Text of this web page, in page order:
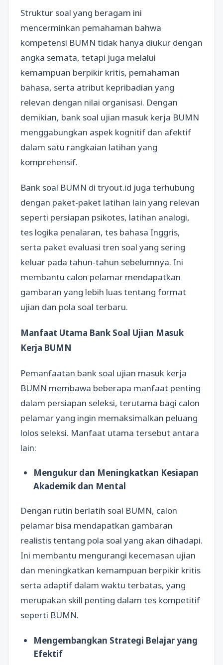
Struktur soal yang beragam ini
mencerminkan pemahaman bahwa
kompetensi BUMN tidak hanya diukur dengan
angka semata, tetapi juga melalui
kemampuan berpikir kritis, pemahaman
bahasa, serta atribut kepribadian yang
relevan dengan nilai organisasi. Dengan
demikian, bank soal ujian masuk kerja BUMN
menggabungkan aspek kognitif dan afektif
dalam satu rangkaian latihan yang
komprehensif.
Bank soal BUMN di tryout.id juga terhubung
dengan paket-paket latihan lain yang relevan
seperti persiapan psikotes, latihan analogi,
tes logika penalaran, tes bahasa Inggris,
serta paket evaluasi tren soal yang sering
keluar pada tahun-tahun sebelumnya. Ini
membantu calon pelamar mendapatkan
gambaran yang lebih luas tentang format
ujian dan pola soal terbaru.
Manfaat Utama Bank Soal Ujian Masuk
Kerja BUMN
Pemanfaatan bank soal ujian masuk kerja
BUMN membawa beberapa manfaat penting
dalam persiapan seleksi, terutama bagi calon
pelamar yang ingin memaksimalkan peluang
lolos seleksi. Manfaat utama tersebut antara
lain:
Mengukur dan Meningkatkan Kesiapan
Akademik dan Mental
Dengan rutin berlatih soal BUMN, calon
pelamar bisa mendapatkan gambaran
realistis tentang pola soal yang akan dihadapi.
Ini membantu mengurangi kecemasan ujian
dan meningkatkan kemampuan berpikir kritis
serta adaptif dalam waktu terbatas, yang
merupakan skill penting dalam tes kompetitif
seperti BUMN.
Mengembangkan Strategi Belajar yang
Efektif